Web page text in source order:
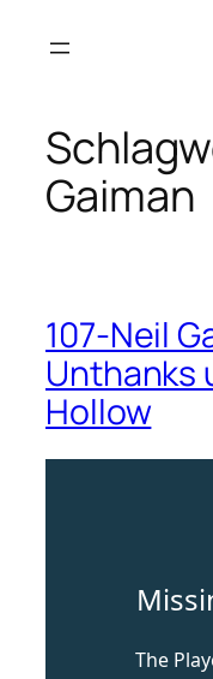
Inhalt
Gaiman
107-Neil
Unthanks
Hollow